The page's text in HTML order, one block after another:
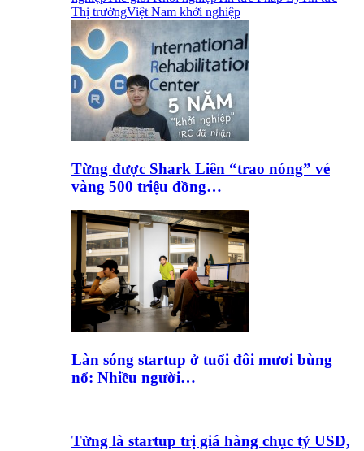
Thị trườngViệt Nam khởi nghiệp
Từng được Shark Liên “trao nóng” vé
vàng 500 triệu đồng…
Làn sóng startup ở tuổi đôi mươi bùng
nổ: Nhiều người…
Từng là startup trị giá hàng chục tỷ USD,